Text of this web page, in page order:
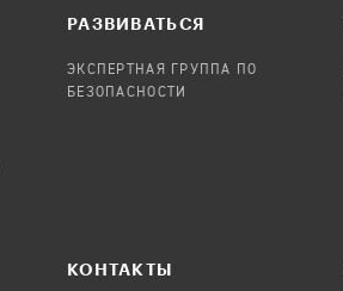
РАЗВИВАТЬСЯ
ЭКСПЕРТНАЯ ГРУППА ПО
БЕЗОПАСНОСТИ
КОНТАКТЫ